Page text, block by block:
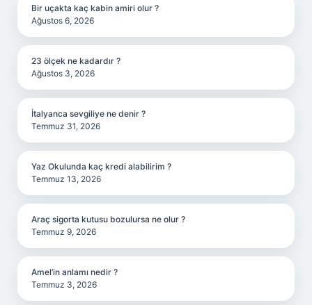
Bir uçakta kaç kabin amiri olur ?
Ağustos 6, 2026
23 ölçek ne kadardır ?
Ağustos 3, 2026
İtalyanca sevgiliye ne denir ?
Temmuz 31, 2026
Yaz Okulunda kaç kredi alabilirim ?
Temmuz 13, 2026
Araç sigorta kutusu bozulursa ne olur ?
Temmuz 9, 2026
Amel’in anlamı nedir ?
Temmuz 3, 2026